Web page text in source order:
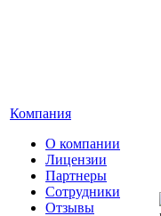
Компания
О компании
Лицензии
Партнеры
Сотрудники
Отзывы